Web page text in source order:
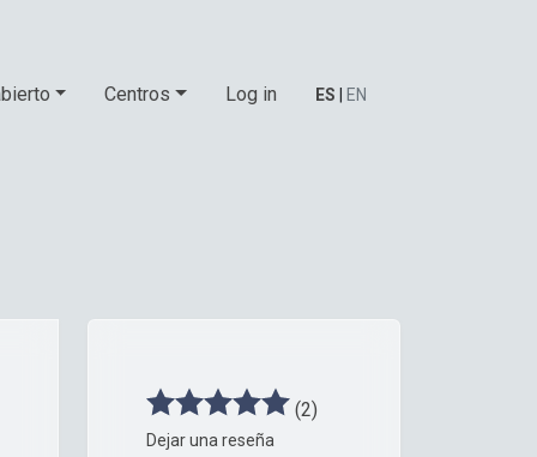
Centros Log in ES EN
(2)
Dejar una reseña